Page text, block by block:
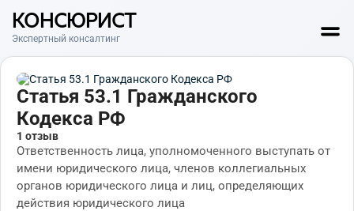
КОНСЮРИСТ
Экспертный консалтинг
Статья 53.1 Гражданского
Кодекса РФ
1 отзыв
Ответственность лица, уполномоченного выступать от
имени юридического лица, членов коллегиальных
органов юридического лица и лиц, определяющих
действия юридического лица